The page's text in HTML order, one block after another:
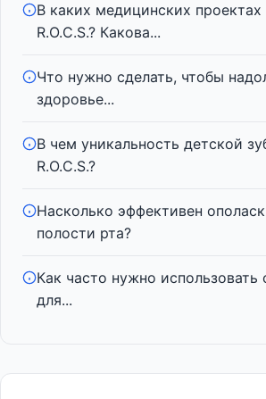
В каких медицинских проектах
R.O.C.S.? Какова...
Что нужно сделать, чтобы
здоровье...
В чем уникальность детской
R.O.C.S.?
Насколько эффективен
полости рта?
Как часто нужно использовать
для...